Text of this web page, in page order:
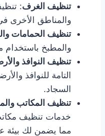
تنظيف الغرف:
والمناطق الأخرى
تنظيف الحمامات
والمطبخ باستخدام
تنظيف النوافذ
التامة للنوافذ
السجاد.
تنظيف المكاتب
خدمات تنظيف
مما يضمن لك بيئة